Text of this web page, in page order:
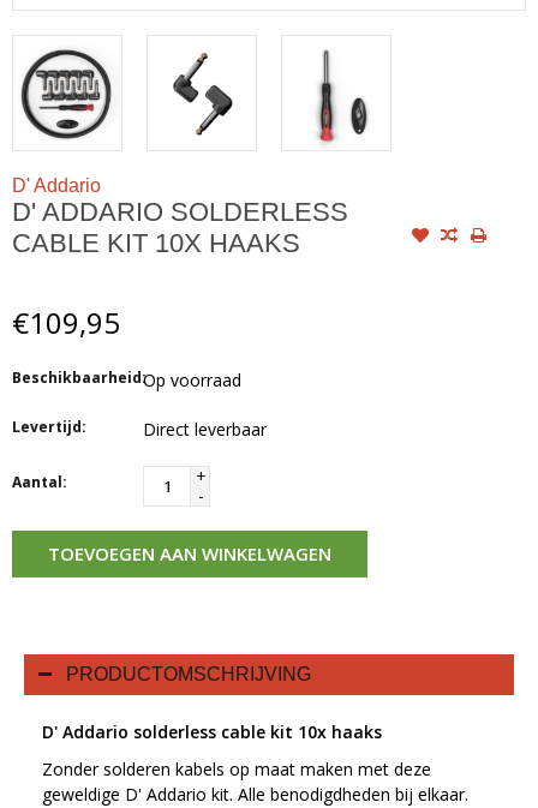
D' Addario
D' ADDARIO SOLDERLESS
CABLE KIT 10X HAAKS
€109,95
Beschikbaarheid:Op voorraad
Levertijd: Direct leverbaar
Aantal:
+
-
TOEVOEGEN AAN WINKELWAGEN
PRODUCTOMSCHRIJVING
D' Addario solderless cable kit 10x haaks
Zonder solderen kabels op maat maken met deze
geweldige D' Addario kit. Alle benodigdheden bij elkaar.